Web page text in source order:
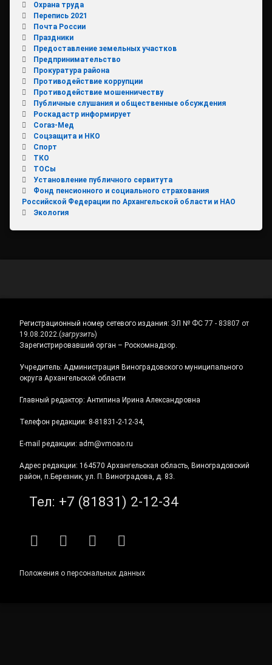
Охрана труда
Перепись 2021
Почта России
Праздники
Предоставление земельных участков
Предпринимательство
Прокуратура района
Противодействие коррупции
Противодействие мошенничеству
Публичные слушания и общественные обсуждения
Роскадастр информирует
Согаз-Мед
Соцзащита и НКО
Спорт
ТКО
ТОСы
Установление публичного сервитута
Фонд пенсионного и социального страхования
Российской Федерации по Архангельской области и НАО
Экология
Регистрационный номер сетевого издания: ЭЛ № ФС 77 - 83807 от
19.08.2022.(загрузить)
Зарегистрировавший орган – Роскомнадзор.
Учредитель: Администрация Виноградовского муниципального
округа Архангельской области
Главный редактор: Антипина Ирина Александровна
Телефон редакции: 8-81831-2-12-34,
E-mail редакции: adm@vmoao.ru
Адрес редакции: 164570 Архангельская область, Виноградовский
район, п.Березник, ул. П. Виноградова, д. 83.
Тел: +7 (81831) 2-12-34
RSS E-mailВКонтакте
Telegram
Положения о персональных данных